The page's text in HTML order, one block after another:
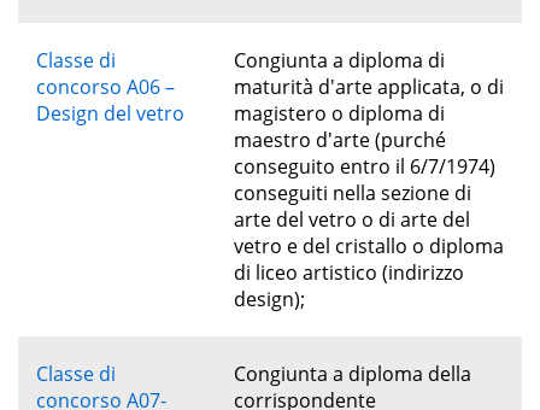
Classe di
concorso A06 –
Design del vetro
Congiunta a diploma di
maturità d'arte applicata, o di
magistero o diploma di
maestro d'arte (purché
conseguito entro il 6/7/1974)
conseguiti nella sezione di
arte del vetro o di arte del
vetro e del cristallo o diploma
di liceo artistico (indirizzo
design);
Classe di
concorso A07-
Congiunta a diploma della
corrispondente